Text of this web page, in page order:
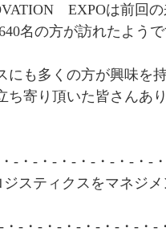
EXPOは前回の
名の方が訪れたよう
にも多くの方が興味を
ち寄り頂いた皆さんあ
-・-・-・-・-・-・-・-
ジスティクスをマネジ
-・-・-・-・-・-・-・-